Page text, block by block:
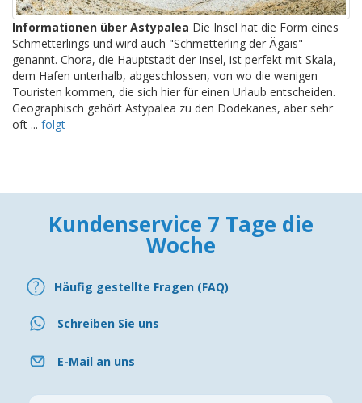
Informationen über Astypalea Die Insel hat die Form eines
Schmetterlings und wird auch "Schmetterling der Ägäis"
genannt. Chora, die Hauptstadt der Insel, ist perfekt mit Skala,
dem Hafen unterhalb, abgeschlossen, von wo die wenigen
Touristen kommen, die sich hier für einen Urlaub entscheiden.
Geographisch gehört Astypalea zu den Dodekanes, aber sehr
oft ... folgt
Kundenservice 7 Tage die
Woche
Häufig gestellte Fragen (FAQ)
Schreiben Sie uns
E-Mail an uns